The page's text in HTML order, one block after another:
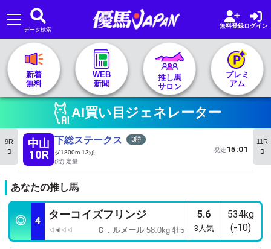
🏇 推し馬サロンTOP
レース一覧
記者&予想家
お気に入り
プラン案内
データ検索
無料登録ログイン
新着
無料
WEB
新聞
推し馬
サロン
プレミ
アム
AI買い目ジェネレーター
9R 中山
10R
下総ステークス
ダ1800m 13頭
(混) 定量
発走15:01
11R
あなたの推し馬
◎ 4
ターコイズフリンジ
◁◀◁◁ Ｃ．ルメール58.0kg 牡5
5.6
3人気
534kg
(-10)